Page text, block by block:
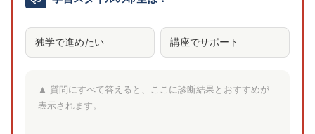
独学で進めたい 講座でサポート
▲ 質問にすべて答えると、ここに診断結果とおすすめが
表示されます。